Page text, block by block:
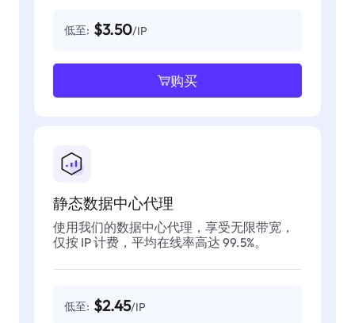
低至: $3.50/IP
购买
静态数据中心代理
使用我们的数据中心代理，享受无限带宽，
仅按 IP 计费，平均在线率高达 99.5%。
低至: $2.45/IP